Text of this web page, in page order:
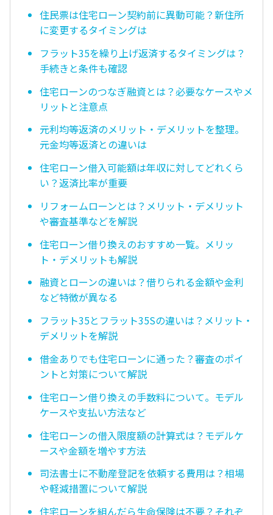
住民票は住宅ローン契約前に異動可能？新住所
に変更するタイミングは
フラット35を繰り上げ返済するタイミングは？
手続きと条件も確認
住宅ローンのつなぎ融資とは？必要なケースやメ
リットと注意点
元利均等返済のメリット・デメリットを整理。
元金均等返済との違いは
住宅ローン借入可能額は年収に対してどれくら
い？返済比率が重要
リフォームローンとは？メリット・デメリット
や審査基準などを解説
住宅ローン借り換えのおすすめ一覧。メリッ
ト・デメリットも解説
融資とローンの違いは？借りられる金額や金利
など特徴が異なる
フラット35とフラット35Sの違いは？メリット・
デメリットを解説
借金ありでも住宅ローンに通った？審査のポイ
ントと対策について解説
住宅ローン借り換えの手数料について。モデル
ケースや支払い方法など
住宅ローンの借入限度額の計算式は？モデルケ
ースや金額を増やす方法
司法書士に不動産登記を依頼する費用は？相場
や軽減措置について解説
住宅ローンを組んだら生命保険は不要？それぞ